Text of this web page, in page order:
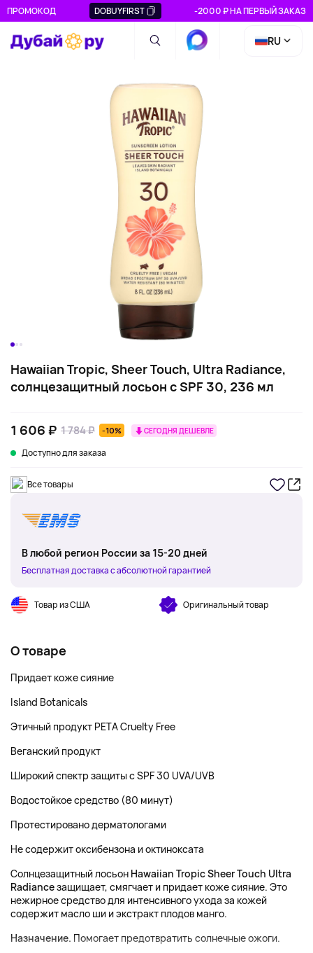
ПРОМОКОД DOBUYFIRST -2000 ₽ НА ПЕРВЫЙ ЗАКАЗ
RU
Hawaiian Tropic, Sheer Touch, Ultra Radiance,
солнцезащитный лосьон с SPF 30, 236 мл
1 606 ₽ 1 784 ₽ -10% СЕГОДНЯ ДЕШЕВЛЕ
Доступно для заказа
Все товары
В любой регион России за 15-20 дней
Бесплатная доставка с абсолютной гарантией
Товар из США Оригинальный товар
О товаре
Придает коже сияние
Island Botanicals
Этичный продукт PETA Cruelty Free
Веганский продукт
Широкий спектр защиты с SPF 30 UVA/UVB
Водостойкое средство (80 минут)
Протестировано дерматологами
Не содержит оксибензона и октиноксата
Солнцезащитный лосьон Hawaiian Tropic Sheer Touch Ultra
Radianceзащищает, смягчает и придает коже сияние. Это
нежирное средство для интенсивного ухода за кожей
содержит масло ши и экстракт плодов манго.
Назначение. Помогает предотвратить солнечные ожоги.